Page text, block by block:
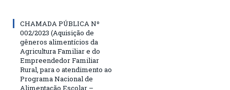
CHAMADA PÚBLICA Nº
002/2023 (Aquisição de
gêneros alimentícios da
Agricultura Familiar e do
Empreendedor Familiar
Rural, para o atendimento ao
Programa Nacional de
Alimentação Escolar –